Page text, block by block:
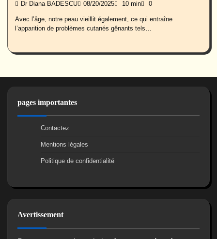
Dr Diana BADESCU 08/20/2025 10 min 0
Avec l’âge, notre peau vieillit également, ce qui entraîne
l’apparition de problèmes cutanés gênants tels…
pages importantes
Contactez
Mentions légales
Politique de confidentialité
Avertissement